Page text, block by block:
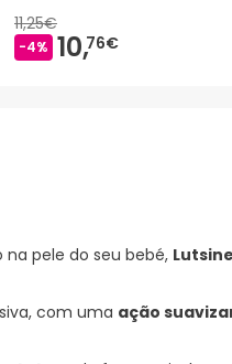
11,25€
-4% 10,76€
pele do seu bebé,
com uma ação